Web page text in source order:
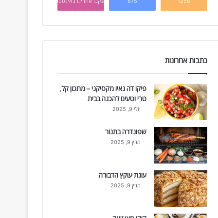
כתבות אחרונות
פיקו דה גאיו מקסיקני – מתכון קל,
טרי וטעים להכנה בבית
יולי 9, 2025
שפונדרה בתנור
מרץ 9, 2025
עוגת עוקץ הדבורה
מרץ 9, 2025